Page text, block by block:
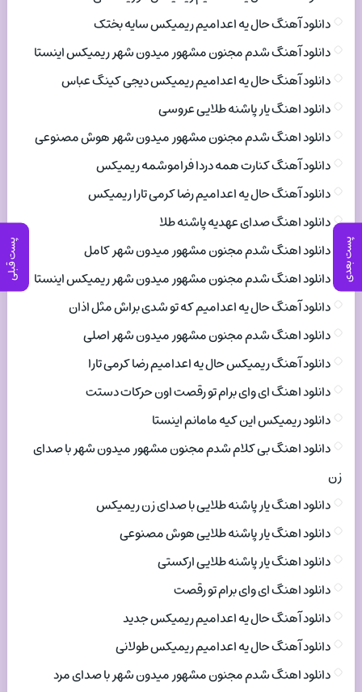
پست بعدی پست قبلی
دانلود آهنگ حال یه اعدامیم ریمیکس سایه بختک
دانلود آهنگ شدم مجنون مشهور میدون شهر ریمیکس اینستا
دانلود آهنگ حال یه اعدامیم ریمیکس دیجی کینگ عباس
دانلود اهنگ یار پاشنه طلایی عروسی
دانلود اهنگ شدم مجنون مشهور میدون شهر هوش مصنوعی
دانلود آهنگ کنارت همه دردا فراموشمه ریمیکس
دانلود آهنگ حال یه اعدامیم رضا کرمی تارا ریمیکس
دانلود اهنگ صدای عهدیه پاشنه طلا
دانلود اهنگ شدم مجنون مشهور میدون شهر کامل
دانلود اهنگ شدم مجنون مشهور میدون شهر ریمیکس اینستا
دانلود آهنگ حال یه اعدامیم که تو شدی براش مثل اذان
دانلود اهنگ شدم مجنون مشهور میدون شهر اصلی
دانلود آهنگ ریمیکس حال یه اعدامیم رضا کرمی تارا
دانلود اهنگ ای وای برام تو رقصت اون حرکات دستت
دانلود ریمیکس این کیه مامانم اینستا
دانلود اهنگ بی کلام شدم مجنون مشهور میدون شهر با صدای
زن
دانلود اهنگ یار پاشنه طلایی با صدای زن ریمیکس
دانلود اهنگ یار پاشنه طلایی هوش مصنوعی
دانلود اهنگ یار پاشنه طلایی ارکستی
دانلود اهنگ ای وای برام تو رقصت
دانلود آهنگ حال یه اعدامیم ریمیکس جدید
دانلود آهنگ حال یه اعدامیم ریمیکس طولانی
دانلود اهنگ شدم مجنون مشهور میدون شهر با صدای مرد